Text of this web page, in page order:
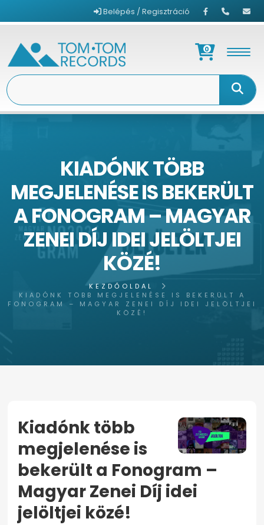
Belépés / Regisztráció
0
KIADÓNK TÖBB
MEGJELENÉSE IS BEKERÜLT
A FONOGRAM – MAGYAR
ZENEI DÍJ IDEI JELÖLTJEI
KÖZÉ!
KEZDŐOLDAL
KIADÓNK TÖBB MEGJELENÉSE IS BEKERÜLT A
FONOGRAM – MAGYAR ZENEI DÍJ IDEI JELÖLTJEI
KÖZÉ!
Kiadónk több
megjelenése is
bekerült a Fonogram –
Magyar Zenei Díj idei
jelöltjei közé!